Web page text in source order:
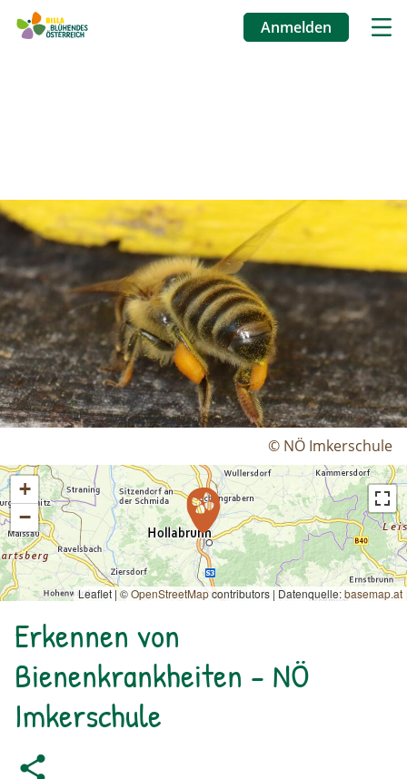
Anmelden
© NÖ Imkerschule
+
−
Leaflet | ©OpenStreetMapcontributors | Datenquelle:basemap.at
Erkennen von
Bienenkrankheiten - NÖ
Imkerschule